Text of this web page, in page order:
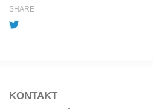
SHARE
KONTAKT